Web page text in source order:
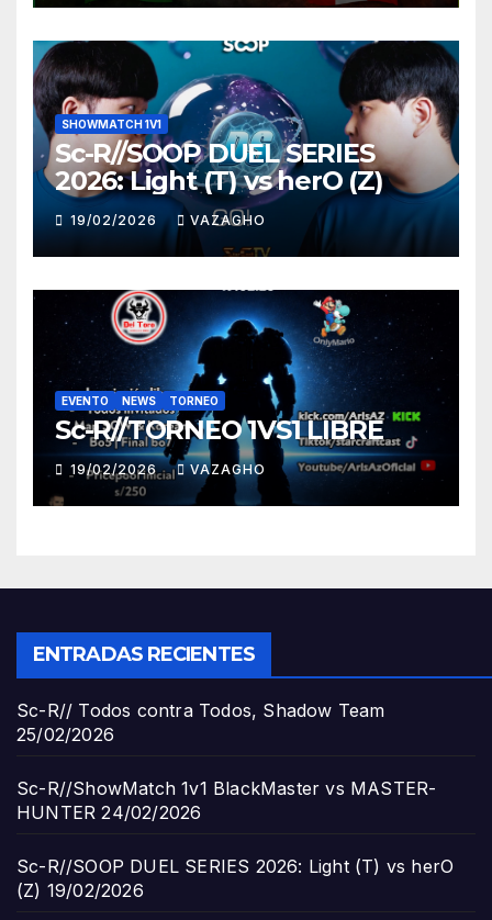
SHOWMATCH 1V1
Sc-R//SOOP DUEL SERIES
2026: Light (T) vs herO (Z)
19/02/2026 VAZAGHO
EVENTO NEWS TORNEO
Sc-R//TORNEO 1VS1 LIBRE
19/02/2026 VAZAGHO
ENTRADAS RECIENTES
Sc-R// Todos contra Todos, Shadow Team
25/02/2026
Sc-R//ShowMatch 1v1 BlackMaster vs MASTER-
HUNTER 24/02/2026
Sc-R//SOOP DUEL SERIES 2026: Light (T) vs herO
(Z) 19/02/2026